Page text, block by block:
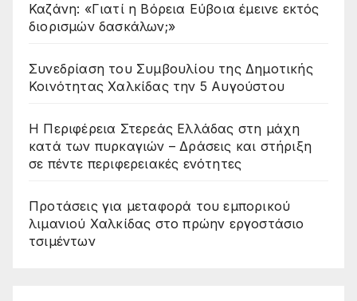
Καζάνη: «Γιατί η Βόρεια Εύβοια έμεινε εκτός
διορισμών δασκάλων;»
Συνεδρίαση του Συμβουλίου της Δημοτικής
Κοινότητας Χαλκίδας την 5 Αυγούστου
Η Περιφέρεια Στερεάς Ελλάδας στη μάχη
κατά των πυρκαγιών – Δράσεις και στήριξη
σε πέντε περιφερειακές ενότητες
Προτάσεις για μεταφορά του εμπορικού
λιμανιού Χαλκίδας στο πρώην εργοστάσιο
τσιμέντων